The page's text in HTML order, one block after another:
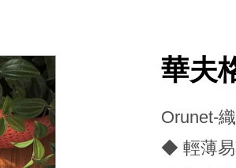
華夫
Orunet-
◆ 輕薄易